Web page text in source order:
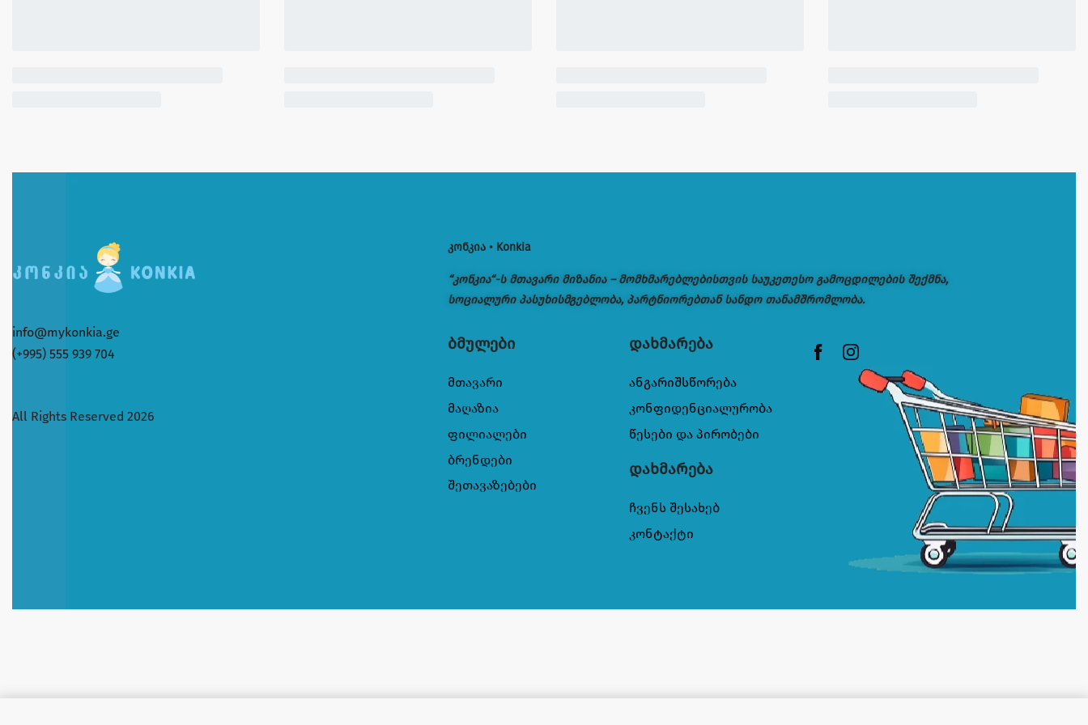
info@mykonkia.ge
(+995) 555 939 704
All Rights Reserved 2026
კონკია • Konkia
“კონკია“-ს მთავარი მიზანია – მომხმარებლებისთვის საუკეთესო გამოცდილების შექმნა,
სოციალური პასუხისმგებლობა, პარტნიორებთან სანდო თანამშრომლობა.
ბმულები
მთავარი
მაღაზია
ფილიალები
ბრენდები
შეთავაზებები
დახმარება
ანგარიშსწორება
კონფიდენციალურობა
წესები და პირობები
დახმარება
ჩვენს შესახებ
კონტაქტი